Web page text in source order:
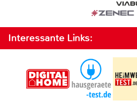
Interessante Links: